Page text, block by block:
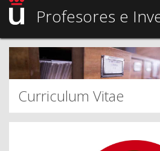
Profesores e
Curriculum Vitae